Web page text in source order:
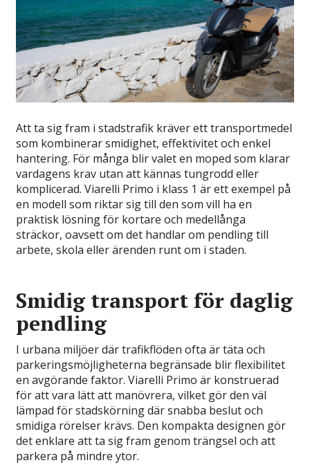
Att ta sig fram i stadstrafik kräver ett transportmedel
som kombinerar smidighet, effektivitet och enkel
hantering. För många blir valet en moped som klarar
vardagens krav utan att kännas tungrodd eller
komplicerad. Viarelli Primo i klass 1 är ett exempel på
en modell som riktar sig till den som vill ha en
praktisk lösning för kortare och medellånga
sträckor, oavsett om det handlar om pendling till
arbete, skola eller ärenden runt om i staden.
Smidig transport för daglig
pendling
I urbana miljöer där trafikflöden ofta är täta och
parkeringsmöjligheterna begränsade blir flexibilitet
en avgörande faktor. Viarelli Primo är konstruerad
för att vara lätt att manövrera, vilket gör den väl
lämpad för stadskörning där snabba beslut och
smidiga rörelser krävs. Den kompakta designen gör
det enklare att ta sig fram genom trängsel och att
parkera på mindre ytor.